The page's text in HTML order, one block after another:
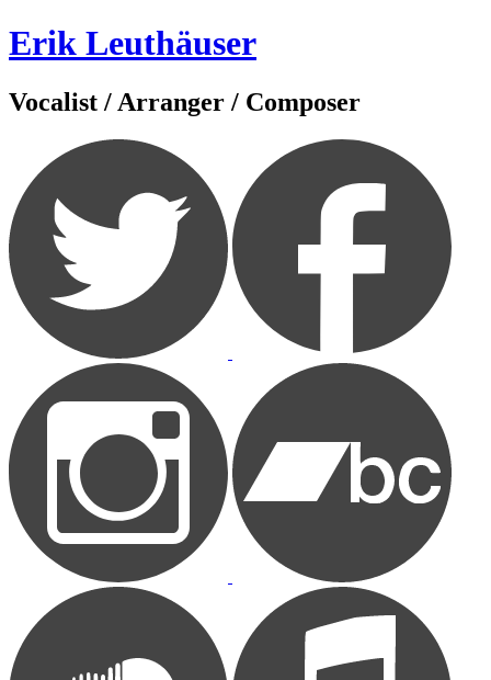
Zum
Inhalt
Erik Leuthäuser
Vocalist / Arranger / Composer